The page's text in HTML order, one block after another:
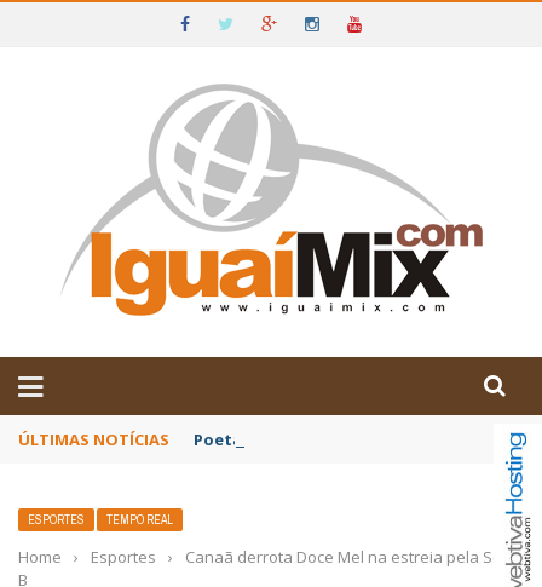
IGUAÍ E SUDOESTE DA BAHIA
ÚLTIMAS NOTÍCIAS Poetas baianos representam o Brasil no
ESPORTES TEMPO REAL
Home › Esportes ›
Canaã derrota Doce Mel na estreia pela Série
B